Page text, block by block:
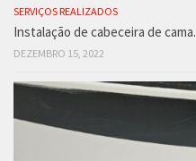
SERVIÇOS REALIZADOS
Instalação de cabeceira de cama.
DEZEMBRO 15, 2022